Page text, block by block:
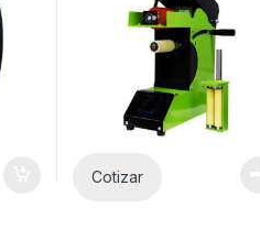
Cotizar